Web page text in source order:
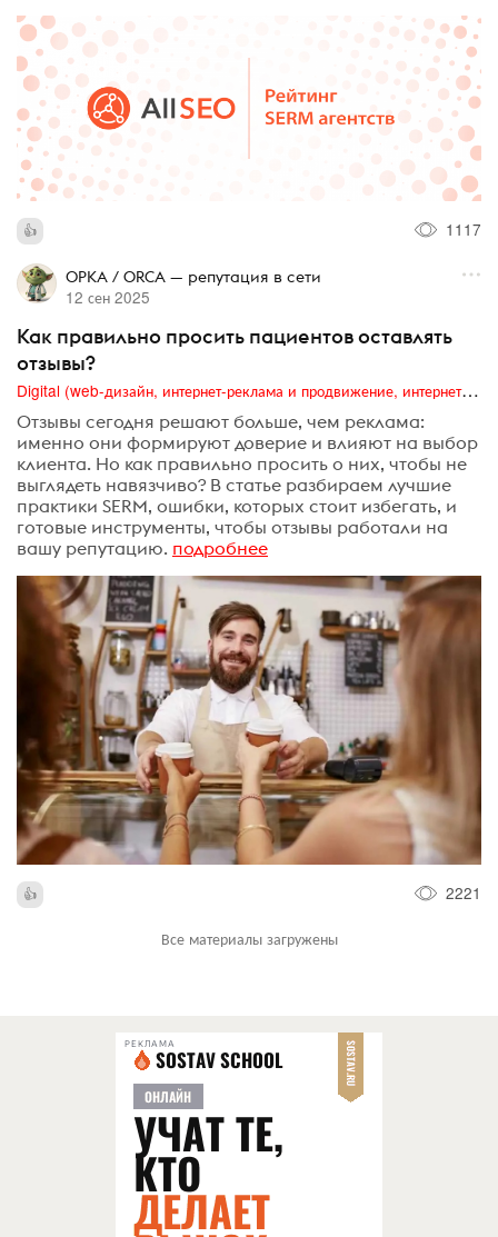
1117
ОРКА / ORCA — репутация в сети
12 сен 2025
Как правильно просить пациентов оставлять
отзывы?
Digital (web-дизайн, интернет-реклама и продвижение, интернет-сообщества и блоги, интернет-коммуникации, мобильный маркетинг, реклама на цифровых экранах)
Отзывы сегодня решают больше, чем реклама:
именно они формируют доверие и влияют на выбор
клиента. Но как правильно просить о них, чтобы не
выглядеть навязчиво? В статье разбираем лучшие
практики SERM, ошибки, которых стоит избегать, и
готовые инструменты, чтобы отзывы работали на
вашу репутацию. подробнее
2221
Все материалы загружены
РЕКЛАМА